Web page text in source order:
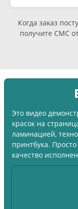
Когда заказ
получите СМС
Это видео
красок на
ламинацией,
принтбука.
качество